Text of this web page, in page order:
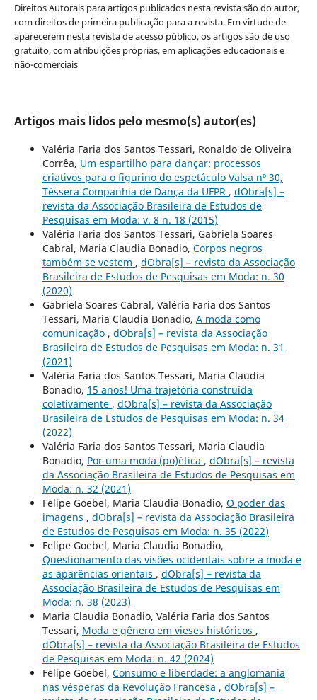
Direitos Autorais para artigos publicados nesta revista são do autor,
com direitos de primeira publicação para a revista. Em virtude de
aparecerem nesta revista de acesso público, os artigos são de uso
gratuito, com atribuições próprias, em aplicações educacionais e
não-comerciais
Artigos mais lidos pelo mesmo(s) autor(es)
Valéria Faria dos Santos Tessari, Ronaldo de Oliveira
Corrêa, Um espartilho para dançar: processos
criativos para o figurino do espetáculo Valsa nº 30,
Téssera Companhia de Dança da UFPR , dObra[s] –
revista da Associação Brasileira de Estudos de
Pesquisas em Moda: v. 8 n. 18 (2015)
Valéria Faria dos Santos Tessari, Gabriela Soares
Cabral, Maria Claudia Bonadio, Corpos negros
também se vestem , dObra[s] – revista da Associação
Brasileira de Estudos de Pesquisas em Moda: n. 30
(2020)
Gabriela Soares Cabral, Valéria Faria dos Santos
Tessari, Maria Claudia Bonadio, A moda como
comunicação , dObra[s] – revista da Associação
Brasileira de Estudos de Pesquisas em Moda: n. 31
(2021)
Valéria Faria dos Santos Tessari, Maria Claudia
Bonadio, 15 anos! Uma trajetória construída
coletivamente , dObra[s] – revista da Associação
Brasileira de Estudos de Pesquisas em Moda: n. 34
(2022)
Valéria Faria dos Santos Tessari, Maria Claudia
Bonadio, Por uma moda (po)ética , dObra[s] – revista
da Associação Brasileira de Estudos de Pesquisas em
Moda: n. 32 (2021)
Felipe Goebel, Maria Claudia Bonadio, O poder das
imagens , dObra[s] – revista da Associação Brasileira
de Estudos de Pesquisas em Moda: n. 35 (2022)
Felipe Goebel, Maria Claudia Bonadio,
Questionamento das visões ocidentais sobre a moda e
as aparências orientais , dObra[s] – revista da
Associação Brasileira de Estudos de Pesquisas em
Moda: n. 38 (2023)
Maria Claudia Bonadio, Valéria Faria dos Santos
Tessari, Moda e gênero em vieses históricos ,
dObra[s] – revista da Associação Brasileira de Estudos
de Pesquisas em Moda: n. 42 (2024)
Felipe Goebel, Consumo e liberdade: a anglomania
nas vésperas da Revolução Francesa , dObra[s] –